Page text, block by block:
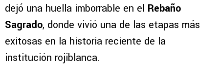
dejó una huella imborrable en el Rebaño
Sagrado, donde vivió una de las etapas más
exitosas en la historia reciente de la
institución rojiblanca.